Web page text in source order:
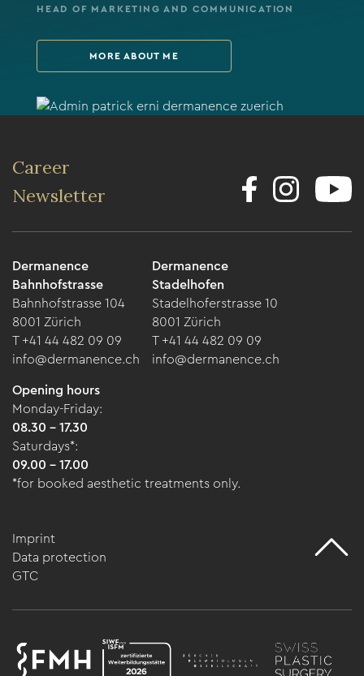
HEAD OF MARKETING AND COMMUNICATION
MORE ABOUT ME
Career
Newsletter
Dermanence
Bahnhofstrasse
Bahnhofstrasse 104
8001 Zürich
T +41 44 482 09 09
info@dermanence.ch
Dermanence
Stadelhofen
Stadelhoferstrasse 10
8001 Zürich
T +41 44 482 09 09
info@dermanence.ch
Opening hours
Monday-Friday:
08.30 - 17.30
Saturdays*:
09.00 - 17.00
*for booked aesthetic treatments only.
Imprint
Data protection
GTC